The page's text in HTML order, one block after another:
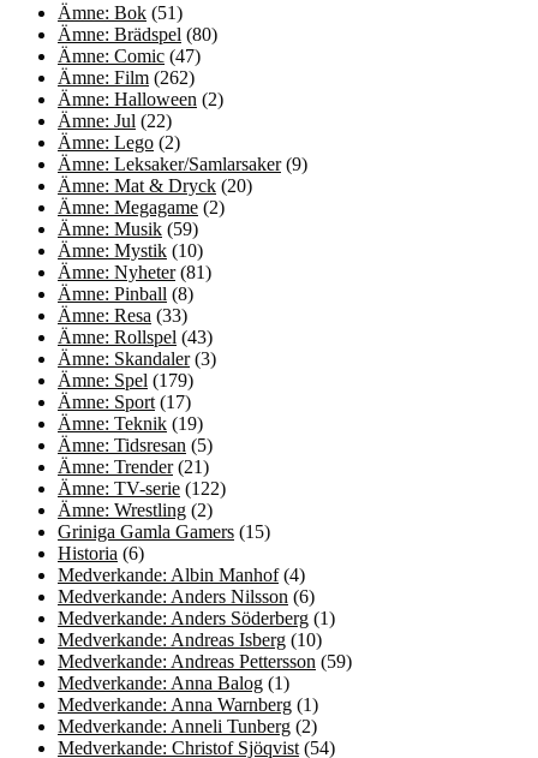
Ämne: Bok (51)
Ämne: Brädspel (80)
Ämne: Comic (47)
Ämne: Film (262)
Ämne: Halloween (2)
Ämne: Jul (22)
Ämne: Lego (2)
Ämne: Leksaker/Samlarsaker(9)
Ämne: Mat & Dryck (20)
Ämne: Megagame (2)
Ämne: Musik (59)
Ämne: Mystik (10)
Ämne: Nyheter(81)
Ämne: Pinball (8)
Ämne: Resa (33)
Ämne: Rollspel (43)
Ämne: Skandaler(3)
Ämne: Spel (179)
Ämne: Sport (17)
Ämne: Teknik (19)
Ämne: Tidsresan (5)
Ämne: Trender(21)
Ämne: TV-serie (122)
Ämne: Wrestling (2)
Griniga Gamla Gamers (15)
Historia (6)
Medverkande: Albin Manhof(4)
Medverkande: Anders Nilsson (6)
Medverkande: Anders Söderberg (1)
Medverkande: Andreas Isberg (10)
Medverkande: Andreas Pettersson (59)
Medverkande: Anna Balog (1)
Medverkande: Anna Warnberg (1)
Medverkande: Anneli Tunberg (2)
Medverkande: Christof Sjöqvist (54)